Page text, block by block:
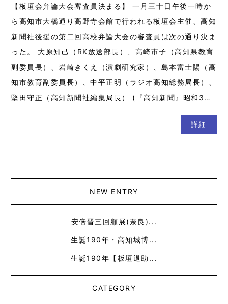
【板垣会弁論大会審査員決まる】 一月三十日午後一時か
ら高知市大橋通り高野寺会館で行われる板垣会主催、高知
新聞社後援の第二回高校弁論大会の審査員は次の通り決ま
った。 大原知己（RK放送部長）、高崎市子（高知県教育
副委員長）、岩崎きくえ（演劇研究家）、島本富士陽（高
知市教育副委員長）、中平正明（ラジオ高知総務局長）、
堅田守正（高知新聞社編集局長） (『高知新聞』昭和3…
詳細
NEW ENTRY
安倍晋三回顧展(奈良)...
生誕190年・高知城博...
生誕190年【板垣退助...
CATEGORY